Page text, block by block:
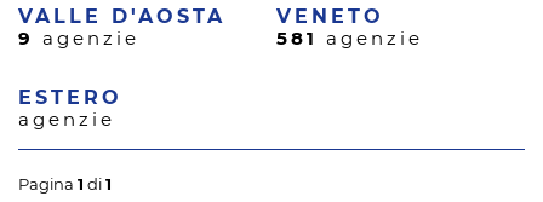
VALLE D'AOSTA
9 agenzie
VENETO
581 agenzie
ESTERO
agenzie
Pagina 1 di 1